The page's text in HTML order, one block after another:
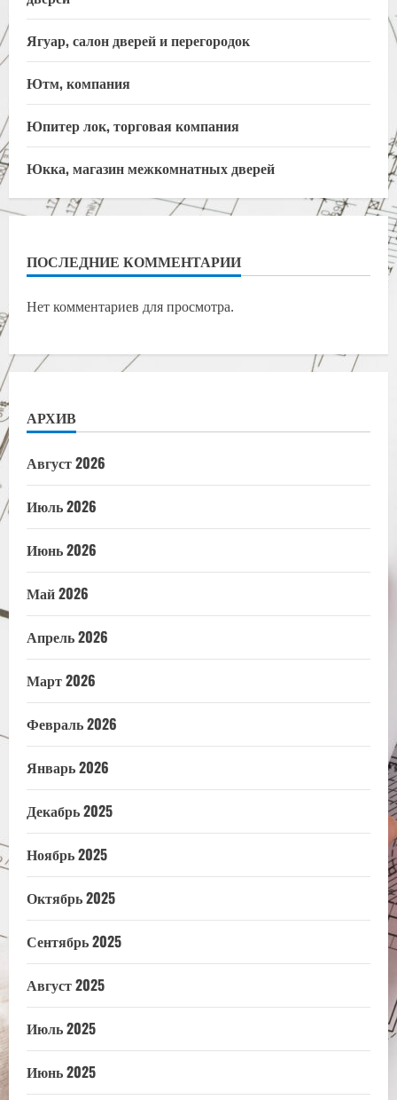
Ягуар, салон дверей и перегородок
Ютм, компания
Юпитер лок, торговая компания
Юкка, магазин межкомнатных дверей
ПОСЛЕДНИЕ КОММЕНТАРИИ
Нет комментариев для просмотра.
АРХИВ
Август 2026
Июль 2026
Июнь 2026
Май 2026
Апрель 2026
Март 2026
Февраль 2026
Январь 2026
Декабрь 2025
Ноябрь 2025
Октябрь 2025
Сентябрь 2025
Август 2025
Июль 2025
Июнь 2025